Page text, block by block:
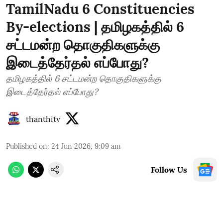
TamilNadu 6 Constituencies
By-elections | தமிழகத்தில் 6
சட்டமன்ற தொகுதிகளுக்கு
இடைத்தேர்தல் எப்போது?
தமிழகத்தில் 6 சட்டமன்ற தொகுதிகளுக்கு
இடைத்தேர்தல் எப்போது?
thanthitv
Published on: 24 Jun 2026, 9:09 am
Follow Us